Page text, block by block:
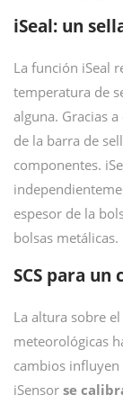
iSeal: un
La función iSeal
temperatura de
alguna. Gracias
de la barra de
componentes.
espesor de la
bolsas metálicas.
SCS para
La altura sobre
meteorológicas
cambios influyen
iSensor se